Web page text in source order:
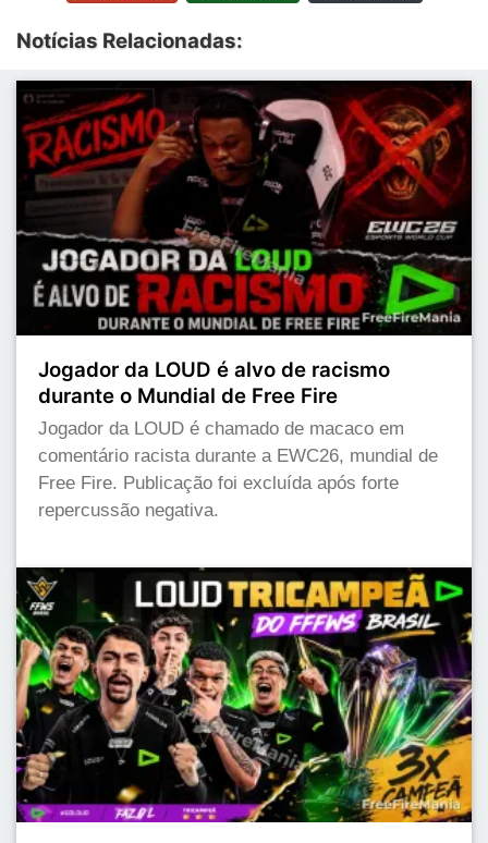
Notícias Relacionadas:
Jogador da LOUD é alvo de racismo
durante o Mundial de Free Fire
Jogador da LOUD é chamado de macaco em
comentário racista durante a EWC26, mundial de
Free Fire. Publicação foi excluída após forte
repercussão negativa.